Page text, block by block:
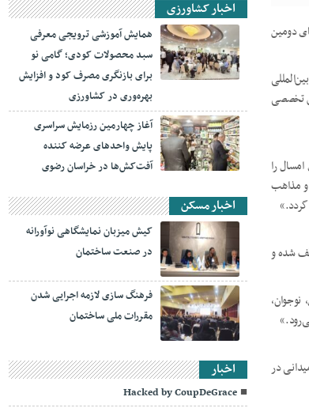
برنامه‌های دومین
برگزیده در هشت بخش تخصصی
و جنگ ۳۳ روزه، شعار محوری امسال را
و مذاهب
شده و
در
اخبار کشاورزی
همایش آموزشی ترویجی معرفی
سبد محصولات کودی؛ گامی نو
برای بازنگری مصرف کود و افزایش
بهره‌وری در کشاورزی
آغاز چهارمین رزمایش سراسری
پایش واحدهای عرضه کننده
آفت‌کش‌ها در خراسان رضوی
اخبار مسکن
کیش میزبان نمایشگاهی نوآورانه
در صنعت ساختمان
فرهنگ سازی لازمه اجرایی شدن
مقررات ملی ساختمان
اخبار
Hacked by CoupDeGrace